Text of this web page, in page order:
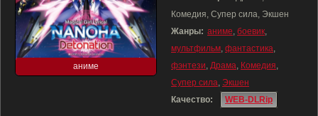
аниме
Комедия, Супер сила, Экшен
Жанры: аниме, боевик,
мультфильм, фантастика,
фэнтези, Драма, Комедия,
Супер сила, Экшен
Качество:
WEB-DLRip